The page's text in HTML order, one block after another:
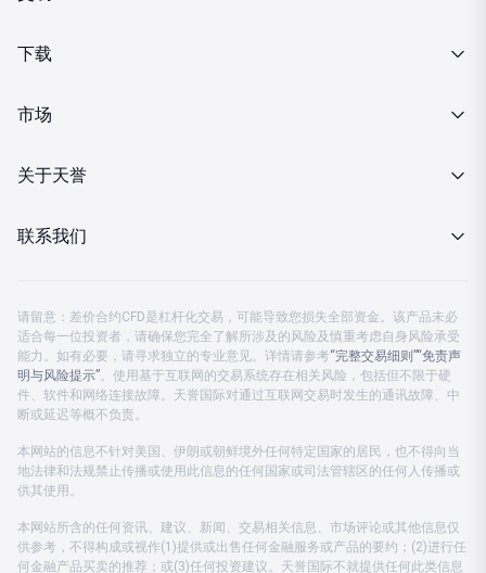
产品介绍
下载
MT4下载
市场
行情报价
金市快讯
投资月刊
关于天誉
关于我们
监管认证
公司公告
公司账户
联络我们
联系我们
中国大陆：4001203582
中国香港及海外：+852 37596888
请留意：差价合约CFD是杠杆化交易，可能导致您损失全部资金。该产品未必
适合每一位投资者，请确保您完全了解所涉及的风险及慎重考虑自身风险承受
能力。如有必要，请寻求独立的专业意见。详情请参考“完整交易细则”“免责声
明与风险提示”。使用基于互联网的交易系统存在相关风险，包括但不限于硬
件、软件和网络连接故障。天誉国际对通过互联网交易时发生的通讯故障、中
断或延迟等概不负责。
本网站的信息不针对美国、伊朗或朝鲜境外任何特定国家的居民，也不得向当
地法律和法规禁止传播或使用此信息的任何国家或司法管辖区的任何人传播或
供其使用。
本网站所含的任何资讯、建议、新闻、交易相关信息、市场评论或其他信息仅
供参考，不得构成或视作(1)提供或出售任何金融服务或产品的要约；(2)进行任
何金融产品买卖的推荐；或(3)任何投资建议。天誉国际不就提供任何此类信息